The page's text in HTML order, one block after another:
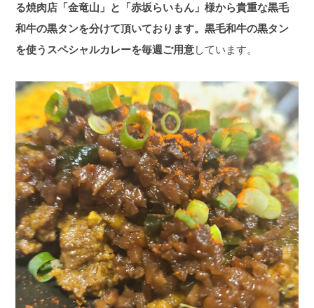
る焼肉店「金竜山」と「赤坂らいもん」様から貴重な黒毛
和牛の黒タンを分けて頂いております。黒毛和牛の黒タン
を使うスペシャルカレーを毎週ご用意しています。